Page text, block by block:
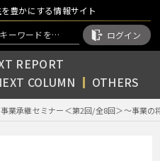
豊かにする情報サイト
ログイン
REPORT
COLUMN OTHERS
業承継セミナー＜第2回/全8回＞～事業